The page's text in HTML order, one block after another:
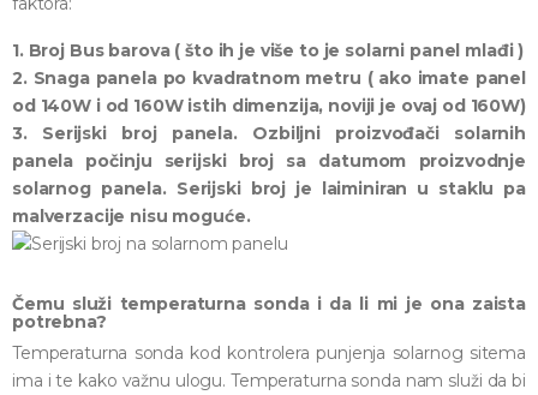
1. Broj Bus barova ( što ih je više to je solarni panel mlađi )
2. Snaga panela po kvadratnom metru ( ako imate panel
od 140W i od 160W istih dimenzija, noviji je ovaj od 160W)
3. Serijski broj panela. Ozbiljni proizvođači solarnih
panela počinju serijski broj sa datumom proizvodnje
solarnog panela. Serijski broj je laiminiran u staklu pa
malverzacije nisu moguće.
Čemu služi temperaturna sonda i da li mi je ona zaista
potrebna?
Temperaturna sonda kod kontrolera punjenja solarnog sitema
ima i te kako važnu ulogu. Temperaturna sonda nam služi da bi